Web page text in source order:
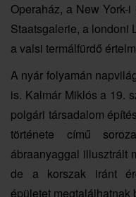
Operaház, a New York-
Staatsgalerie, a londoni
a valsi termálfürdő
A nyár folyamán
is. Kalmár Miklós a 19.
polgári társadalom
története című
ábraanyaggal illusztrált
de a korszak iránt
épületet megtalálhatnak